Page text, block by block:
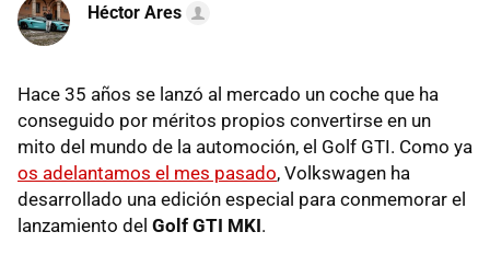
Héctor Ares
Hace 35 años se lanzó al mercado un coche que ha
conseguido por méritos propios convertirse en un
mito del mundo de la automoción, el Golf GTI. Como ya
os adelantamos el mes pasado, Volkswagen ha
desarrollado una edición especial para conmemorar el
lanzamiento del Golf GTI MKI.